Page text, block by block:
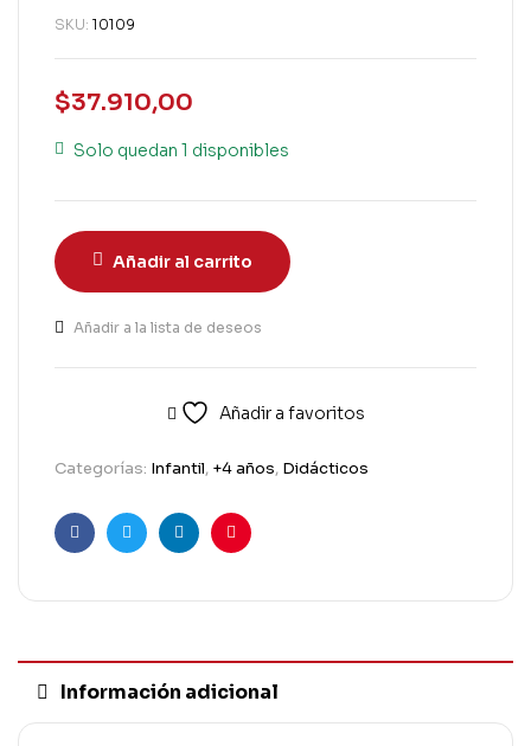
SKU: 10109
$37.910,00
Solo quedan 1 disponibles
Añadir al carrito
Añadir a la lista de deseos
Añadir a favoritos
Categorías: Infantil, +4 años, Didácticos
FacebookTwitterLinkedinPinterest
Información adicional